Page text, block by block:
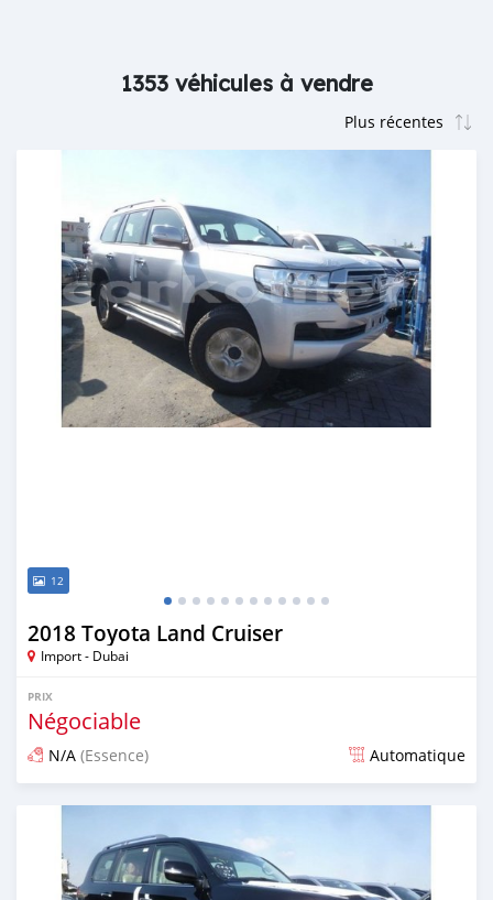
1353 véhicules à vendre
12
2018 Toyota Land Cruiser
Import - Dubai
PRIX
Négociable
N/A (Essence) Automatique
Publié il y a presque 7 ans